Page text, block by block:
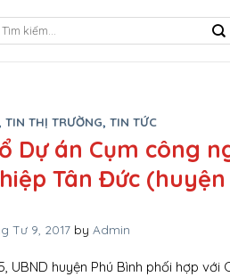
, TIN THỊ TRƯỜNG, TIN TỨC
Dự án Cụm công
Tân Đức
Tư 9, 2017 by Admin
UBND huyện Phú Bình phối hợp